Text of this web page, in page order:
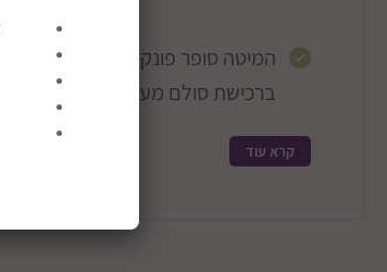
המיטה סופר פונקציונאית, גדלה עם
ברכישת סולם מעבר. שניר בייבי
החומרים, יחד עם שירות מצוין
קרא עוד